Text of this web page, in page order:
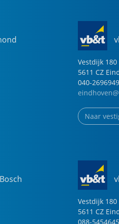
Vestdijk 180
5611 CZ
040-2696949
Naar
Vestdijk 180
5611 CZ
088-5454645